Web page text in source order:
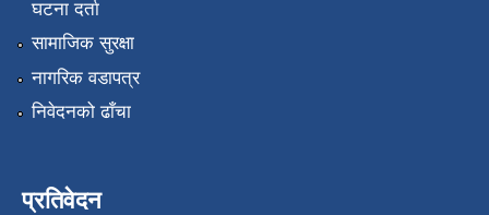
घटना दर्ता
सामाजिक सुरक्षा
नागरिक वडापत्र
निवेदनको ढाँचा
प्रतिवेदन